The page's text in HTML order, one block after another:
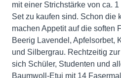
mit einer Strichstärke von ca.
Set zu kaufen sind. Schon die
machen Appetit auf die soften
Beerig Lavendel, Apfelsorbet,
und Silbergrau. Rechtzeitig
sich Schüler, Studenten und
Baumwoll-Etui mit 14